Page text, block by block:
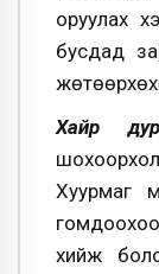
оруулах
бусдад
Хайр
Хуурмаг
хийж